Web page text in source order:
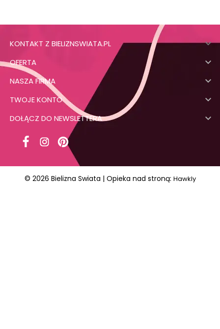
KONTAKT Z BIELIZNSWIATA.PL 
OFERTA 
NASZA FIRMA 
TWOJE KONTO 
DOŁĄCZ DO NEWSLETTERA 
© 2026 Bielizna Swiata | Opieka nad stroną: Hawkly